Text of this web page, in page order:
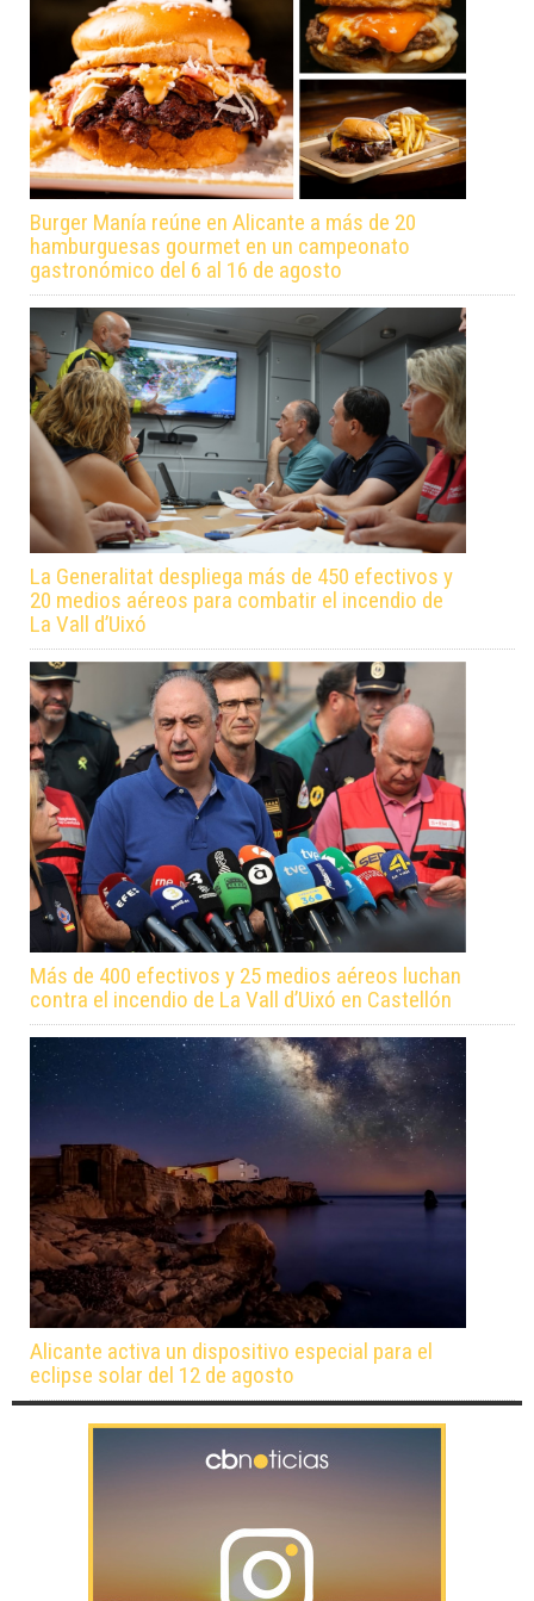
Burger Manía reúne en Alicante a más de 20
hamburguesas gourmet en un campeonato
gastronómico del 6 al 16 de agosto
La Generalitat despliega más de 450 efectivos y
20 medios aéreos para combatir el incendio de
La Vall d’Uixó
Más de 400 efectivos y 25 medios aéreos luchan
contra el incendio de La Vall d’Uixó en Castellón
Alicante activa un dispositivo especial para el
eclipse solar del 12 de agosto